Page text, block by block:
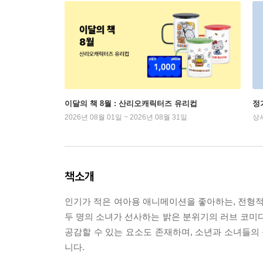
이달의 책 8월 : 산리오캐릭터즈 유리컵
2026년 08월 01일 ~ 2026년 08월 31일
정
상
책소개
인기가 적은 여아용 애니메이션을 좋아하는, 전형
두 명의 소녀가 선사하는 밝은 분위기의 러브 코
공감할 수 있는 요소도 존재하며, 소년과 소녀들
니다.